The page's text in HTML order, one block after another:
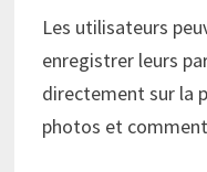
Les utilisateurs
enregistrer leurs
directement sur la
photos et